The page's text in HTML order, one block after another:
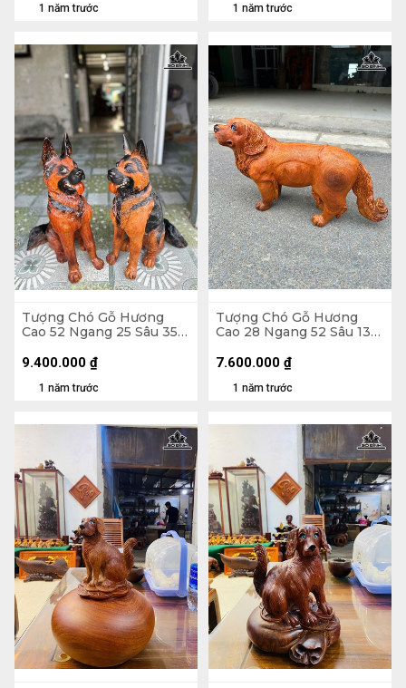
1 năm trước 1 năm trước
Tượng Chó Gỗ Hương
Cao 52 Ngang 25 Sâu 35
1 năm trước
9.400.000 ₫
Tượng Chó Gỗ Hương
Cao 28 Ngang 52 Sâu 13
1 năm trước
7.600.000 ₫